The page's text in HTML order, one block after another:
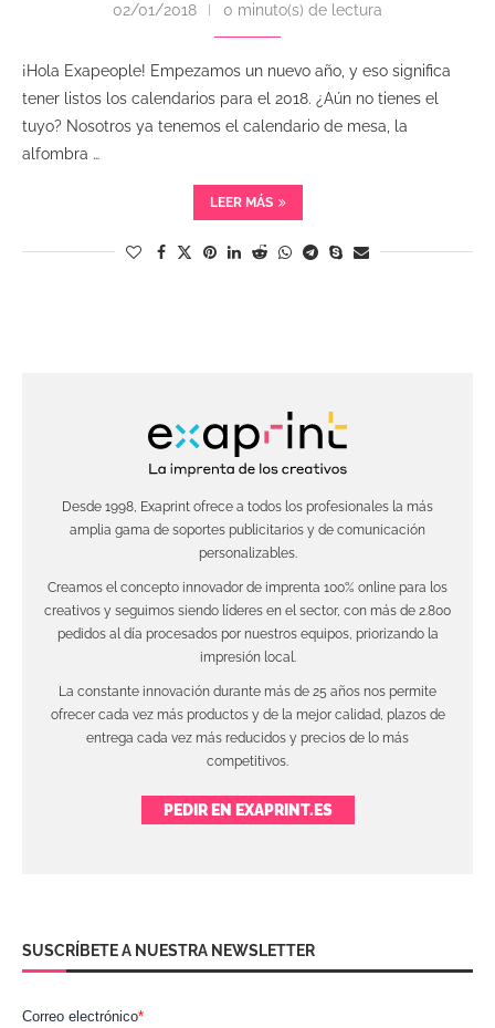
02/01/2018 0 minuto(s) de lectura
¡Hola Exapeople! Empezamos un nuevo año, y eso significa
tener listos los calendarios para el 2018. ¿Aún no tienes el
tuyo? Nosotros ya tenemos el calendario de mesa, la
alfombra …
LEER MÁS
Desde 1998, Exaprint ofrece a todos los profesionales la más
amplia gama de soportes publicitarios y de comunicación
personalizables.
Creamos el concepto innovador de imprenta 100% online para los
creativos y seguimos siendo líderes en el sector, con más de 2.800
pedidos al día procesados por nuestros equipos, priorizando la
impresión local.
La constante innovación durante más de 25 años nos permite
ofrecer cada vez más productos y de la mejor calidad, plazos de
entrega cada vez más reducidos y precios de lo más
competitivos.
PEDIR EN EXAPRINT.ES
SUSCRÍBETE A NUESTRA NEWSLETTER